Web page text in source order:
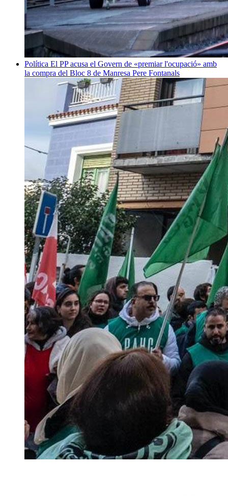
Política El PP acusa el Govern de «premiar l'ocupació» amb
la compra del Bloc 8 de Manresa Pere Fontanals